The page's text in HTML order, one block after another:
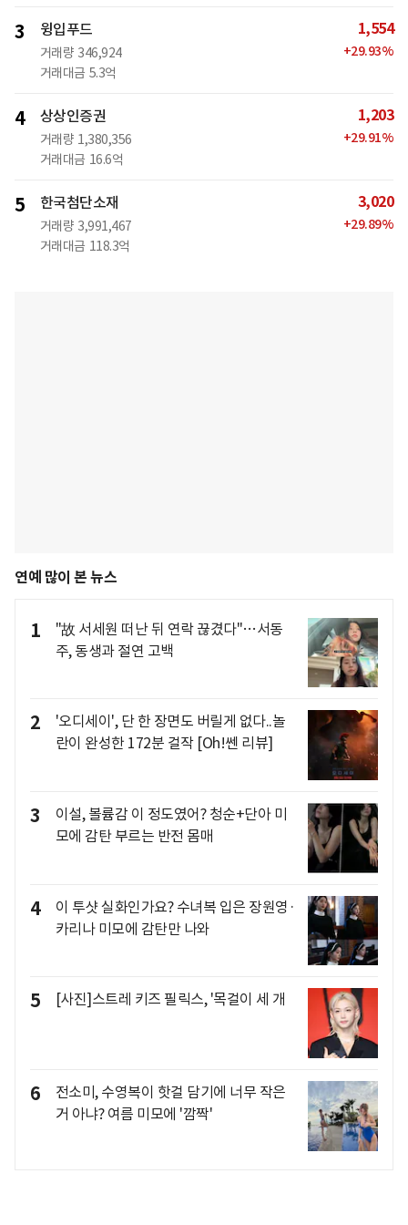
3 윙입푸드
거래량 346,924
거래대금 5.3억
1,554
+29.93%
4 상상인증권
거래량 1,380,356
거래대금 16.6억
1,203
+29.91%
5 한국첨단소재
거래량 3,991,467
거래대금 118.3억
3,020
+29.89%
연예 많이 본 뉴스
1
"故 서세원 떠난 뒤 연락 끊겼다"…서동
주, 동생과 절연 고백
2
'오디세이', 단 한 장면도 버릴게 없다..놀
란이 완성한 172분 걸작 [Oh!쎈 리뷰]
3
이설, 볼륨감 이 정도였어? 청순+단아 미
모에 감탄 부르는 반전 몸매
4
이 투샷 실화인가요? 수녀복 입은 장원영·
카리나 미모에 감탄만 나와
5 [사진]스트레 키즈 필릭스, '목걸이 세 개
6
전소미, 수영복이 핫걸 담기에 너무 작은
거 아냐? 여름 미모에 '깜짝'